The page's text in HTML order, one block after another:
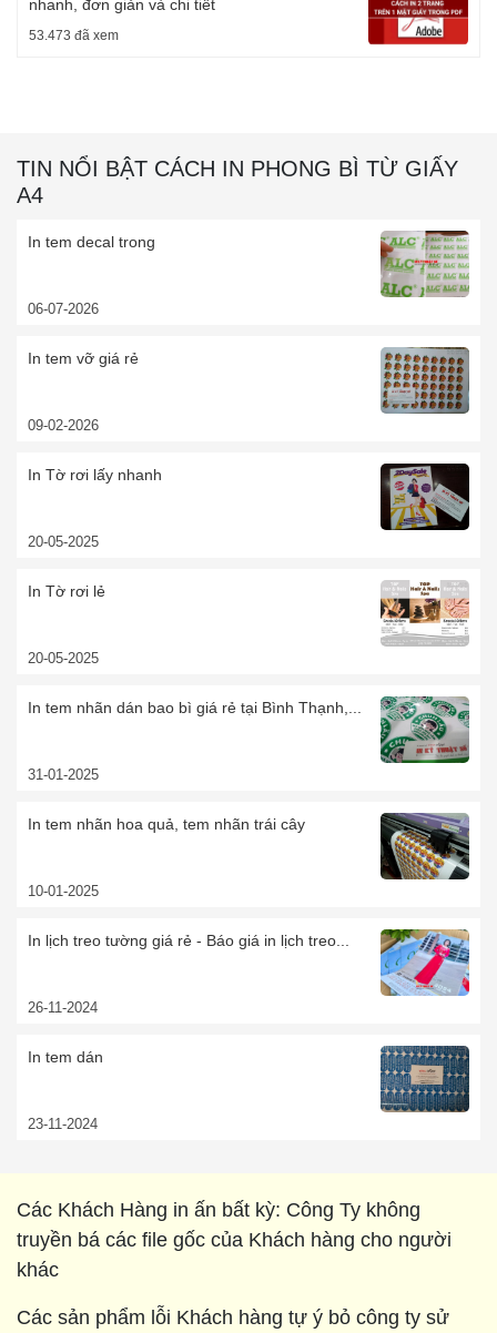
nhanh, đơn giản và chi tiết
53.473 đã xem
TIN NỔI BẬT CÁCH IN PHONG BÌ TỪ GIẤY
A4
In tem decal trong
06-07-2026
In tem vỡ giá rẻ
09-02-2026
In Tờ rơi lấy nhanh
20-05-2025
In Tờ rơi lẻ
20-05-2025
In tem nhãn dán bao bì giá rẻ tại Bình Thạnh,...
31-01-2025
In tem nhãn hoa quả, tem nhãn trái cây
10-01-2025
In lịch treo tường giá rẻ - Báo giá in lịch treo...
26-11-2024
In tem dán
23-11-2024
Các Khách Hàng in ấn bất kỳ: Công Ty không
truyền bá các file gốc của Khách hàng cho người
khác
Các sản phẩm lỗi Khách hàng tự ý bỏ công ty sử